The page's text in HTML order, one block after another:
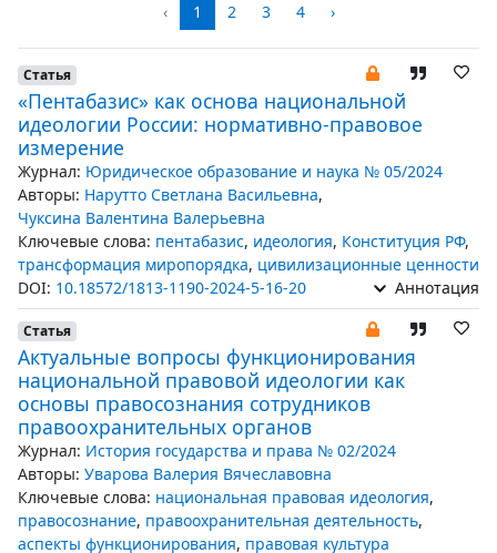
‹ 1 2 3 4 ›
Статья
«Пентабазис» как основа национальной
идеологии России: нормативно-правовое
измерение
Журнал: Юридическое образование и наука № 05/2024
Авторы: Нарутто Светлана Васильевна,
Чуксина Валентина Валерьевна
Ключевые слова: пентабазис, идеология, Конституция РФ,
трансформация миропорядка, цивилизационные ценности
DOI: 10.18572/1813-1190-2024-5-16-20 Аннотация
Статья
Актуальные вопросы функционирования
национальной правовой идеологии как
основы правосознания сотрудников
правоохранительных органов
Журнал: История государства и права № 02/2024
Авторы: Уварова Валерия Вячеславовна
Ключевые слова: национальная правовая идеология,
правосознание, правоохранительная деятельность,
аспекты функционирования, правовая культура